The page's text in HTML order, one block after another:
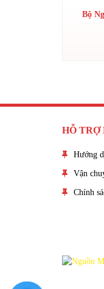
Bộ
HỖ TRỢ
Hướng
Vận
Chính